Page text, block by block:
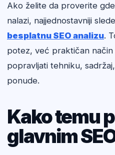
Ako želite da proverite
nalazi, najjednostavniji
besplatnu SEO analizu.
potez, već praktičan
popravljati tehniku,
ponude.
Kako temu
glavnim